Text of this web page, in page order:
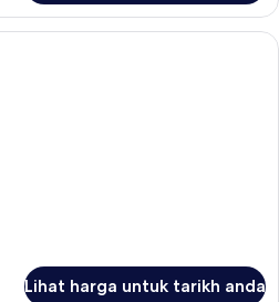
Comfort Double Room | Peralatan
Lihat harga untuk tarikh anda